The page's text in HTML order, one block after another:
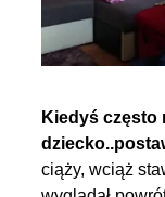
Kiedyś często
ciąży, wciąż